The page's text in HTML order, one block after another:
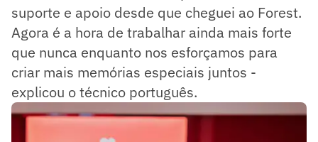
suporte e apoio desde que cheguei ao Forest.
Agora é a hora de trabalhar ainda mais forte
que nunca enquanto nos esforçamos para
criar mais memórias especiais juntos -
explicou o técnico português.